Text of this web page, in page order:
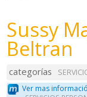
Sussy
Beltran
categorías
Ver mas